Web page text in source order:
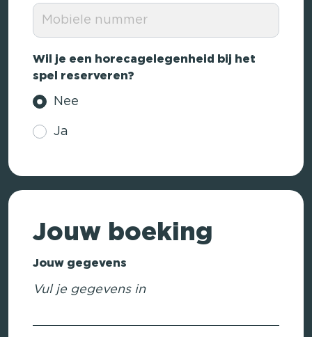
Wil je een horecagelegenheid bij het
spel reserveren?
Nee
Ja
Jouw boeking
Jouw gegevens
Vul je gegevens in